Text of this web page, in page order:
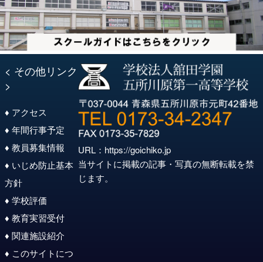
< その他リンク
>
♦ アクセス
♦ 年間行事予定
♦ 教員募集情報
♦ いじめ防止基本
方針
♦ 学校評価
♦ 教育実習受付
♦ 関連施設紹介
♦ このサイトにつ
URL： https://goichiko.jp
当サイトに掲載の記事・写真の無断転載を禁
じます。